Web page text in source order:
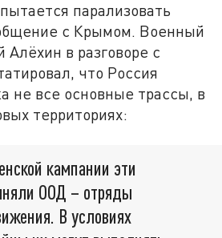
парализовать
с Крымом. Военный
Алёхин в разговоре с
что Россия
не все основные трассы, в
территориях:
кампании эти
ООД – отряды
В условиях